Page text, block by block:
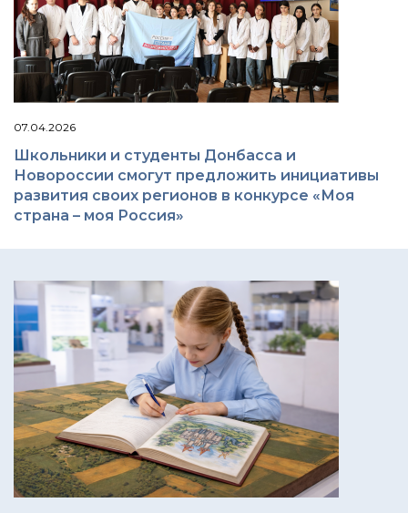
07.04.2026
Школьники и студенты Донбасса и
Новороссии смогут предложить инициативы
развития своих регионов в конкурсе «Моя
страна – моя Россия»